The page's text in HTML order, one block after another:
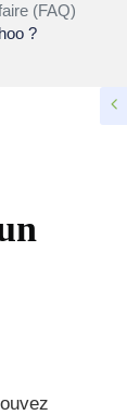
(FAQ)
?